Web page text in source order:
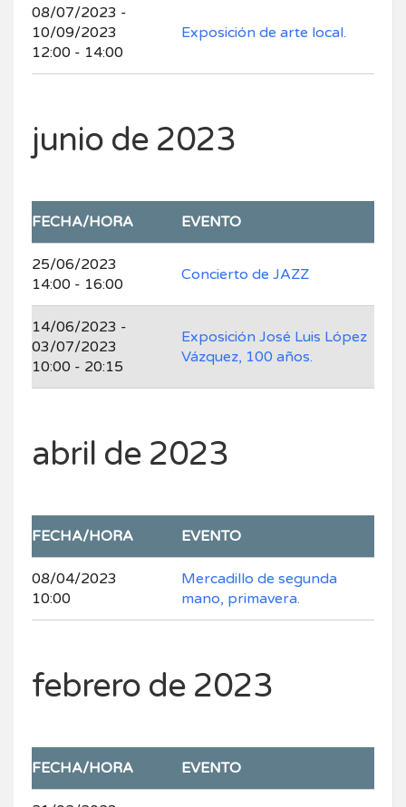
08/07/2023 -
10/09/2023
12:00 - 14:00
Exposición de arte local.
junio de 2023
FECHA/HORA EVENTO
25/06/2023
14:00 - 16:00
Concierto de JAZZ
14/06/2023 -
03/07/2023
10:00 - 20:15
Exposición José Luis López
Vázquez, 100 años.
abril de 2023
FECHA/HORA EVENTO
08/04/2023
10:00
Mercadillo de segunda
mano, primavera.
febrero de 2023
FECHA/HORA EVENTO